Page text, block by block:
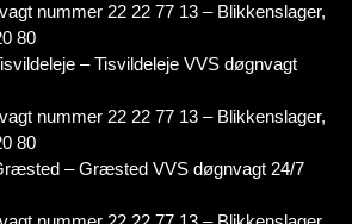
nummer 22 22 77 13 – Blikkenslager,
80
– Tisvildeleje VVS døgnvagt
nummer 22 22 77 13 – Blikkenslager,
80
– Græsted VVS døgnvagt 24/7